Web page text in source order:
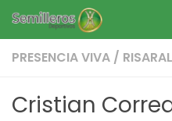
Saltar al contenido
PRESENCIA VIVA /
Cristian